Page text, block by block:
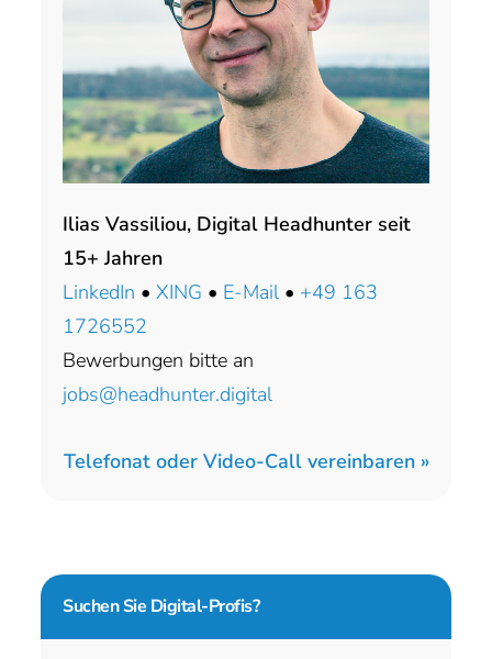
Ilias Vassiliou, Digital Headhunter seit
15+ Jahren
LinkedIn •XING • E-Mail • +49 163
1726552
Bewerbungen bitte an
jobs@headhunter.digital
Telefonat oder Video-Call vereinbaren »
Suchen Sie Digital-Profis?